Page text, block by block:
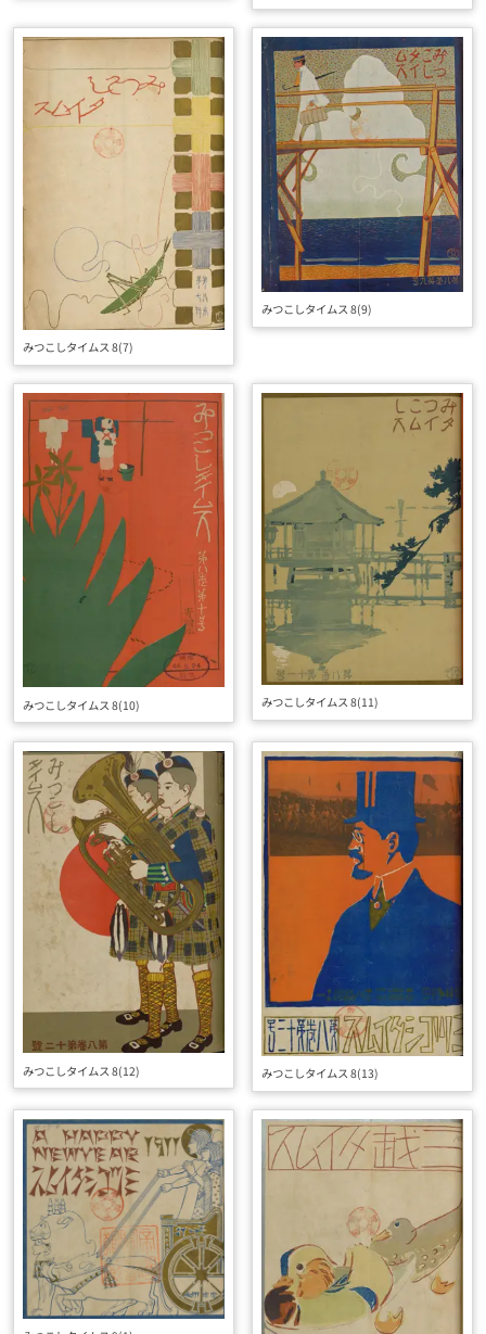
みつこしタイムス 8(7)
みつこしタイムス 8(9)
みつこしタイムス 8(10) みつこしタイムス 8(11)
みつこしタイムス 8(12) みつこしタイムス 8(13)